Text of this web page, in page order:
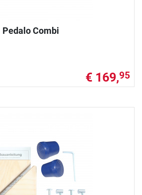
Pedalo Combi
€ 169,95